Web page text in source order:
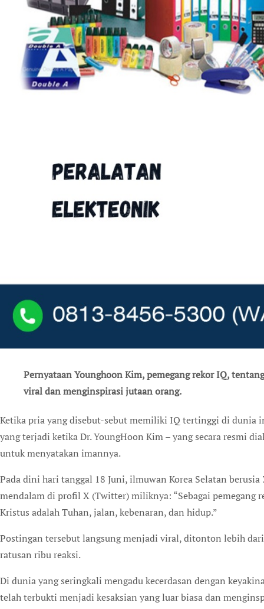
Pernyataan Younghoon Kim, pemegang rekor IQ,
viral dan menginspirasi jutaan orang.
Ketika pria yang disebut-sebut memiliki IQ tertinggi di dunia ini berbicara, orang-orang mendengarkan. Itulah
yang terjadi ketika Dr. YoungHoon Kim – yang secara resmi
untuk menyatakan imannya.
Pada dini hari tanggal 18 Juni, ilmuwan Korea Selatan
mendalam di profil X (Twitter) miliknya: “Sebagai pemegang
Kristus adalah Tuhan, jalan, kebenaran, dan hidup.”
Postingan tersebut langsung menjadi viral, ditonton lebih
ratusan ribu reaksi.
Di dunia yang seringkali mengadu kecerdasan dengan
telah terbukti menjadi kesaksian yang luar biasa dan